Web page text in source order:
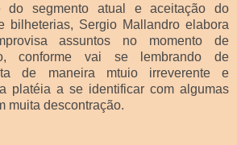
do segmento atual e aceitação do
bilheterias, Sergio Mallandro elabora
assuntos no momento de
conforme vai se lembrando de
de maneira mtuio irreverente e
platéia a se identificar com algumas
muita descontração.